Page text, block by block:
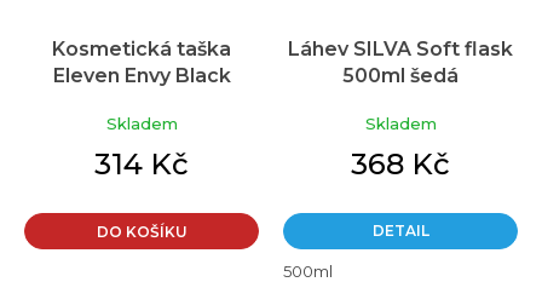
Kosmetická taška
Eleven Envy Black
Skladem
314 Kč
DO KOŠÍKU
Láhev SILVA Soft flask
500ml šedá
Skladem
368 Kč
DETAIL
500ml